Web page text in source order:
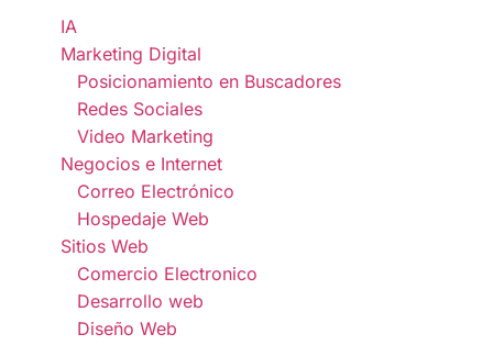
IA
Marketing Digital
Posicionamiento en Buscadores
Redes Sociales
Video Marketing
Negocios e Internet
Correo Electrónico
Hospedaje Web
Sitios Web
Comercio Electronico
Desarrollo web
Diseño Web